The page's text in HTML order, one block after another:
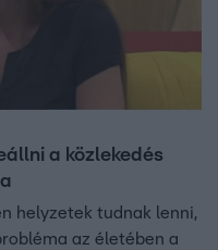
a közlekedés
helyzetek tudnak lenni,
az életében a